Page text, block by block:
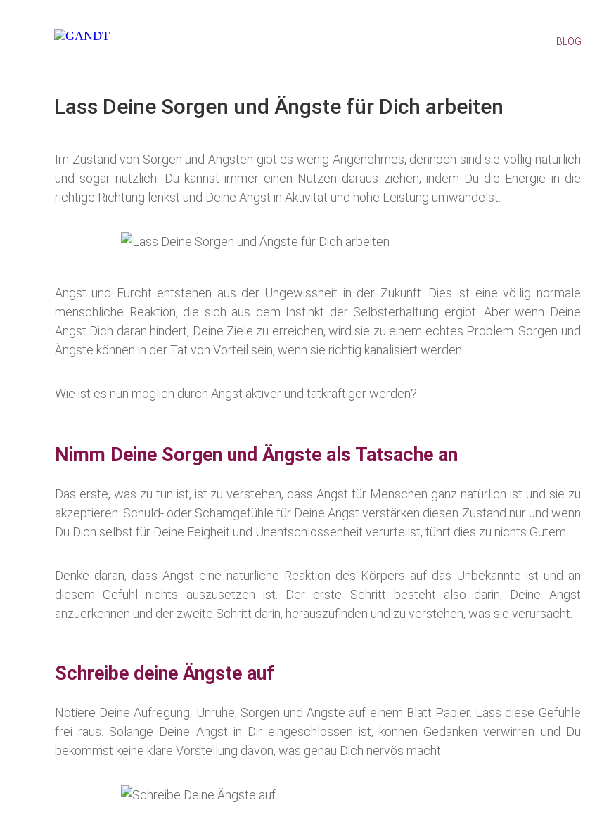
BLOG
Lass Deine Sorgen und Ängste für Dich arbeiten
Im Zustand von Sorgen und Ängsten gibt es wenig Angenehmes, dennoch sind sie völlig natürlich
und sogar nützlich. Du kannst immer einen Nutzen daraus ziehen, indem Du die Energie in die
richtige Richtung lenkst und Deine Angst in Aktivität und hohe Leistung umwandelst.
Angst und Furcht entstehen aus der Ungewissheit in der Zukunft. Dies ist eine völlig normale
menschliche Reaktion, die sich aus dem Instinkt der Selbsterhaltung ergibt. Aber wenn Deine
Angst Dich daran hindert, Deine Ziele zu erreichen, wird sie zu einem echtes Problem. Sorgen und
Ängste können in der Tat von Vorteil sein, wenn sie richtig kanalisiert werden.
Wie ist es nun möglich durch Angst aktiver und tatkräftiger werden?
Nimm Deine Sorgen und Ängste als Tatsache an
Das erste, was zu tun ist, ist zu verstehen, dass Angst für Menschen ganz natürlich ist und sie zu
akzeptieren. Schuld- oder Schamgefühle für Deine Angst verstärken diesen Zustand nur und wenn
Du Dich selbst für Deine Feigheit und Unentschlossenheit verurteilst, führt dies zu nichts Gutem.
Denke daran, dass Angst eine natürliche Reaktion des Körpers auf das Unbekannte ist und an
diesem Gefühl nichts auszusetzen ist. Der erste Schritt besteht also darin, Deine Angst
anzuerkennen und der zweite Schritt darin, herauszufinden und zu verstehen, was sie verursacht.
Schreibe deine Ängste auf
Notiere Deine Aufregung, Unruhe, Sorgen und Ängste auf einem Blatt Papier. Lass diese Gefühle
frei raus. Solange Deine Angst in Dir eingeschlossen ist, können Gedanken verwirren und Du
bekommst keine klare Vorstellung davon, was genau Dich nervös macht.